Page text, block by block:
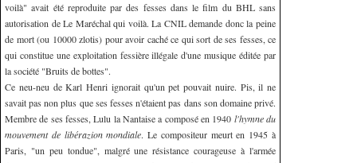
voilà" avait été reproduite par des fesses dans le film du BHL sans
autorisation de Le Maréchal qui voilà. La CNIL demande donc la peine
de mort (ou 10000 zlotis) pour avoir caché ce qui sort de ses fesses, ce
qui constitue une exploitation fessière illégale d'une musique éditée par
la société "Bruits de bottes".
Ce neu-neu de Karl Henri ignorait qu'un pet pouvait nuire. Pis, il ne
savait pas non plus que ses fesses n'étaient pas dans son domaine privé.
Membre de ses fesses, Lulu la Nantaise a composé en 1940 l'hymne du
mouvement de libérazion mondiale. Le compositeur meurt en 1945 à
Paris, "un peu tondue", malgré une résistance courageuse à l'armée